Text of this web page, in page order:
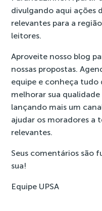
divulgando aqui ações
relevantes para a
leitores.
Aproveite nosso blog
nossas propostas.
equipe e conheça tudo
melhorar sua
lançando mais um
ajudar os moradores a
relevantes.
Seus comentários são
sua!
Equipe UPSA